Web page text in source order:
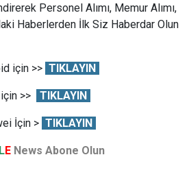
Personel Alımı, Memur Alımı,
Haberlerden İlk Siz Haberdar Olun
için >> TIKLAYIN
>> TIKLAYIN
İçin > TIKLAYIN
E News Abone Olun